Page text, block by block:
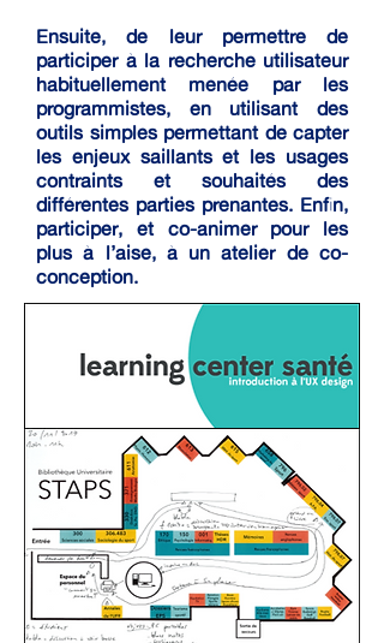
Ensuite, de leur permettre de
participer à la recherche utilisateur
habituellement menée par les
programmistes, en utilisant des
outils simples permettant de capter
les enjeux saillants et les usages
contraints et souhaités des
différentes parties prenantes. Enfin,
participer, et co-animer pour les
plus à l’aise, à un atelier de co-
conception.